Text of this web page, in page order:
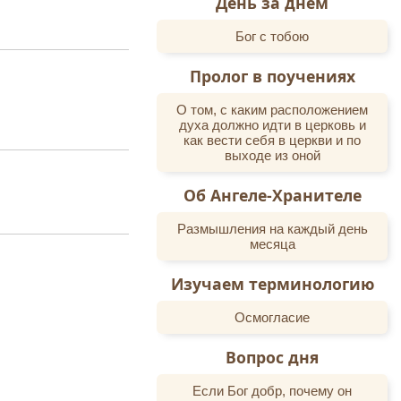
Негодяево, где
власти и
заключения в
к архиепископу
селе Старенькое
показал, что
Бог с тобою
Пролог в поучениях
О том, с каким расположением
духа должно идти в церковь и
как вести себя в церкви и по
выходе из оной
Об Ангеле-Хранителе
Размышления на каждый день
месяца
Изучаем терминологию
Осмогласие
Вопрос дня
Если Бог добр, почему он